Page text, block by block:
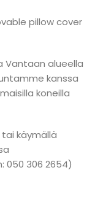
pillow cover
Vantaan alueella
kanssa
koneilla
käymällä
050 306 2654)